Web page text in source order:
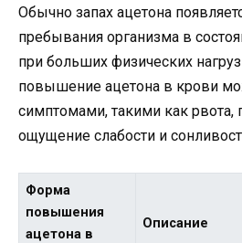
Обычно запах ацетона
пребывания организма в
при больших физических
повышение ацетона в крови
симптомами, такими как рвота,
ощущение слабости и
Форма
повышения
ацетона в
Описание